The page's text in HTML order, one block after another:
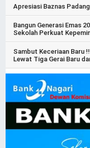
Apresiasi Baznas
Bangun Generasi Emas
Sekolah Perkuat
Sambut Keceriaan Baru
Lewat Tiga Gerai Baru